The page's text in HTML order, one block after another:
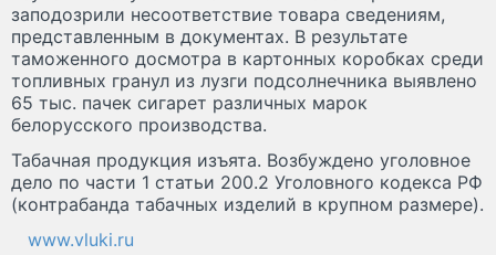
заподозрили несоответствие товара сведениям,
представленным в документах. В результате
таможенного досмотра в картонных коробках среди
топливных гранул из лузги подсолнечника выявлено
65 тыс. пачек сигарет различных марок
белорусского производства.
Табачная продукция изъята. Возбуждено уголовное
дело по части 1 статьи 200.2 Уголовного кодекса РФ
(контрабанда табачных изделий в крупном размере).
www.vluki.ru